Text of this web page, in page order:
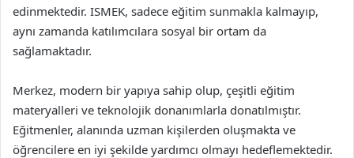
edinmektedir. ISMEK, sadece eğitim sunmakla kalmayıp,
aynı zamanda katılımcılara sosyal bir ortam da
sağlamaktadır.
Merkez, modern bir yapıya sahip olup, çeşitli eğitim
materyalleri ve teknolojik donanımlarla donatılmıştır.
Eğitmenler, alanında uzman kişilerden oluşmakta ve
öğrencilere en iyi şekilde yardımcı olmayı hedeflemektedir.